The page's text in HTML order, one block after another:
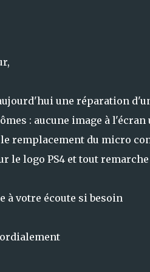
une réparation
: aucune image à
remplacement du micro
le logo PS4 et tout remarche
à votre écoute si besoin